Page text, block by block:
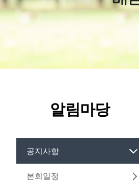
알림마당
공지사항
본회일정